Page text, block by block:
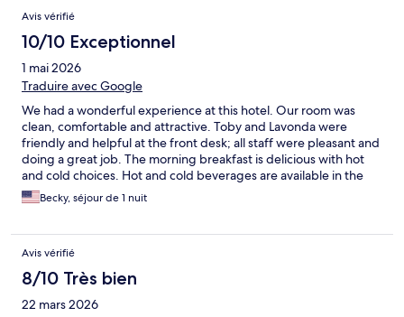
Avis vérifié
10/10 Exceptionnel
1 mai 2026
Traduire avec Google
We had a wonderful experience at this hotel. Our room was
clean, comfortable and attractive. Toby and Lavonda were
friendly and helpful at the front desk; all staff were pleasant and
doing a great job. The morning breakfast is delicious with hot
and cold choices. Hot and cold beverages are available in the
lobby, presented attractively and conveniently in the main
walkway. TV viewing options included streaming which was very
Becky, séjour de 1 nuit
Avis vérifié
8/10 Très bien
22 mars 2026